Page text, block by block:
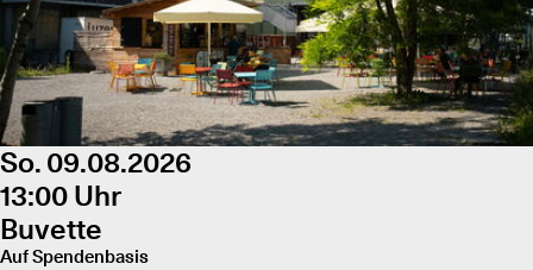
So. 09.08.2026
13:00 Uhr
Buvette
Auf Spendenbasis